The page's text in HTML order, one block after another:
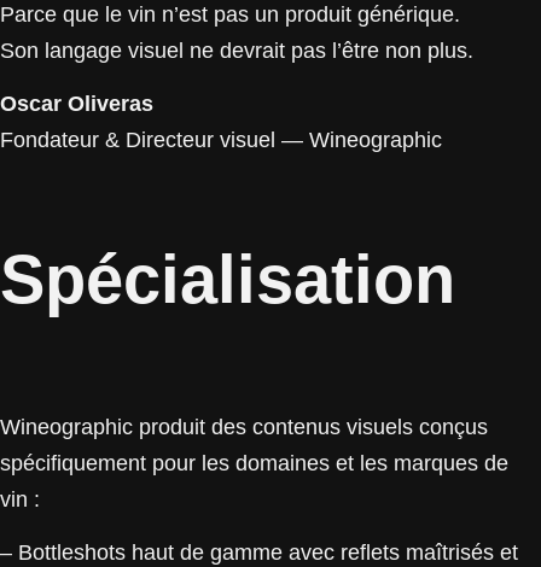
Parce que le vin n’est pas un produit générique.
Son langage visuel ne devrait pas l’être non plus.
Oscar Oliveras
Fondateur & Directeur visuel — Wineographic
Spécialisation
Wineographic produit des contenus visuels conçus
spécifiquement pour les domaines et les marques de
vin :
– Bottleshots haut de gamme avec reflets maîtrisés et